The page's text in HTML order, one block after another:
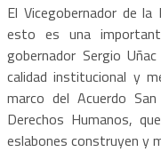
El Vicegobernador de la
esto es una
gobernador Sergio
calidad institucional y
marco del Acuerdo
Derechos Humanos,
eslabones construyen y